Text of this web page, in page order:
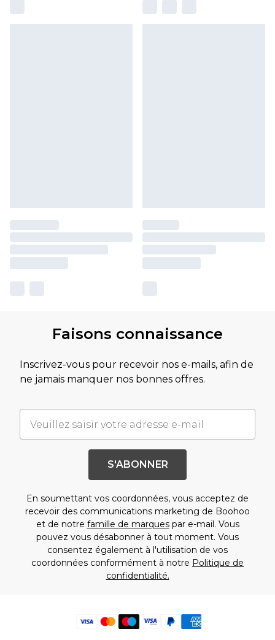
Faisons connaissance
Inscrivez-vous pour recevoir nos e-mails, afin de
ne jamais manquer nos bonnes offres.
S'ABONNER
En soumettant vos coordonnées, vous acceptez de
recevoir des communications marketing de Boohoo
et de notre famille de marquespar e-mail. Vous
pouvez vous désabonner à tout moment. Vous
consentez également à l'utilisation de vos
coordonnées conformément à notre Politique de
confidentialité.